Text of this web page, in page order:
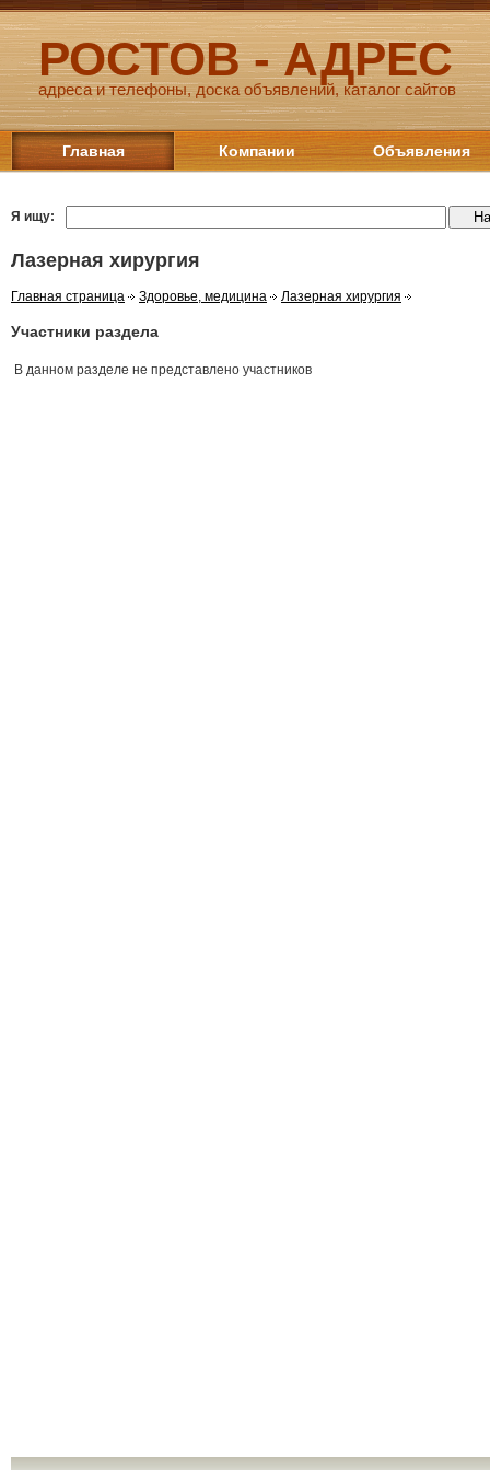
РОСТОВ - АДРЕС
адреса и телефоны, доска объявлений, каталог сайтов
Главная Компании Объявления
Я ищу:
Лазерная хирургия
Главная страница Здоровье, медицина Лазерная хирургия
Участники раздела
В данном разделе не представлено участников